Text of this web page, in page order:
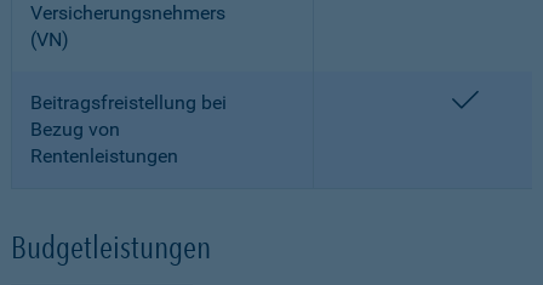
Versicherungsnehmers
(VN)
Beitragsfreistellung bei
Bezug von
Rentenleistungen
Budgetleistungen